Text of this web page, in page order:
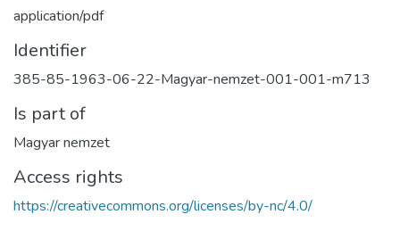
application/pdf
Identifier
385-85-1963-06-22-Magyar-nemzet-001-001-m713
Is part of
Magyar nemzet
Access rights
https://creativecommons.org/licenses/by-nc/4.0/